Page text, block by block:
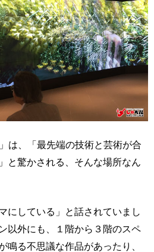
は、「最先端の技術と芸術が合
と驚かされる、そんな場所なん
にしている」と話されていまし
以外にも、１階から３階のスペ
鳴る不思議な作品があったり、